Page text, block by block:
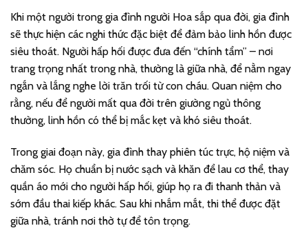
Khi một người trong gia đình người Hoa sắp qua đời, gia đình
sẽ thực hiện các nghi thức đặc biệt để đảm bảo linh hồn được
siêu thoát. Người hấp hối được đưa đến “chính tẩm” – nơi
trang trọng nhất trong nhà, thường là giữa nhà, để nằm ngay
ngắn và lắng nghe lời trăn trối từ con cháu. Quan niệm cho
rằng, nếu để người mất qua đời trên giường ngủ thông
thường, linh hồn có thể bị mắc kẹt và khó siêu thoát.
Trong giai đoạn này, gia đình thay phiên túc trực, hộ niệm và
chăm sóc. Họ chuẩn bị nước sạch và khăn để lau cơ thể, thay
quần áo mới cho người hấp hối, giúp họ ra đi thanh thản và
sớm đầu thai kiếp khác. Sau khi nhắm mắt, thi thể được đặt
giữa nhà, tránh nơi thờ tự để tôn trọng.